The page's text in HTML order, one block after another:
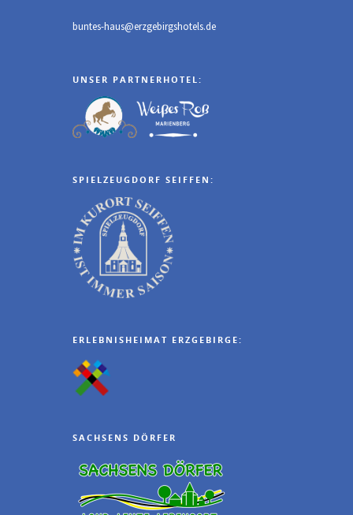
buntes-haus@erzgebirgshotels.de
UNSER PARTNERHOTEL:
SPIELZEUGDORF SEIFFEN:
ERLEBNISHEIMAT ERZGEBIRGE:
SACHSENS DÖRFER